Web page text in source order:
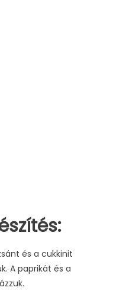
és a cukkinit
A paprikát és a